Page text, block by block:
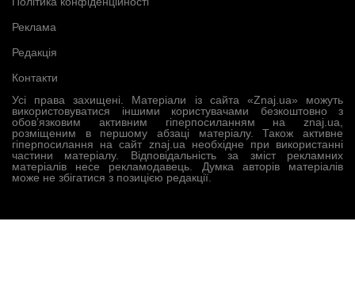
Усі права захищені. Матеріали із сайта «Znaj.ua» можуть
використовуватися іншими користувачами безкоштовно з
обов’язковим активним гіперпосиланням на znaj.ua,
розміщеним в першому абзаці матеріалу. Також активне
гіперпосилання на сайт znaj.ua необхідне при використанні
частини матеріалу. Відповідальність за зміст рекламних
матеріалів несе рекламодавець. Думка авторів матеріалів
може не збігатися з позицією редакції.
Реклама
Редакція
Контакти